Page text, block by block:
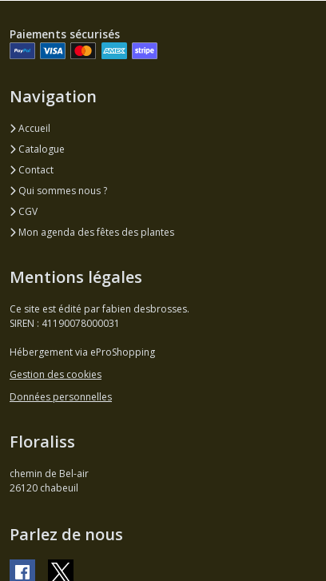
Paiements sécurisés
Navigation
Accueil
Catalogue
Contact
Qui sommes nous ?
CGV
Mon agenda des fêtes des plantes
Mentions légales
Ce site est édité par fabien desbrosses.
SIREN : 41190078000031
Hébergement via eProShopping
Gestion des cookies
Données personnelles
Floraliss
chemin de Bel-air
26120 chabeuil
Parlez de nous